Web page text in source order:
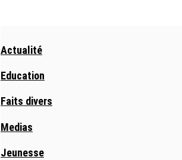
Actualité
Education
Faits divers
Medias
Jeunesse